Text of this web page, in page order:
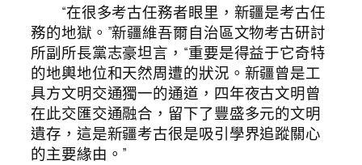
“在很多考古任務者眼里，新疆是考古任
務的地獄。”新疆維吾爾自治區文物考古研討
所副所長黨志豪坦言，“重要是得益于它奇特
的地輿地位和天然周遭的狀況。新疆曾是工
具方文明交通獨一的通道，四年夜古文明曾
在此交匯交通融合，留下了豐盛多元的文明
遺存，這是新疆考古很是吸引學界追蹤關心
的主要緣由。”